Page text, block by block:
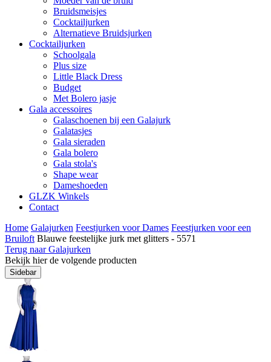
Bruidsmeisjes
Cocktailjurken
Alternatieve Bruidsjurken
Cocktailjurken
Schoolgala
Plus size
Little Black Dress
Budget
Met Bolero jasje
Gala accessoires
Galaschoenen bij een Galajurk
Galatasjes
Gala sieraden
Gala bolero
Gala stola's
Shape wear
Dameshoeden
GLZK Winkels
Contact
Home Galajurken Feestjurken voor Dames Feestjurken voor een
Bruiloft Blauwe feestelijke jurk met glitters - 5571
Terug naar Galajurken
Bekijk hier de volgende producten
Sidebar